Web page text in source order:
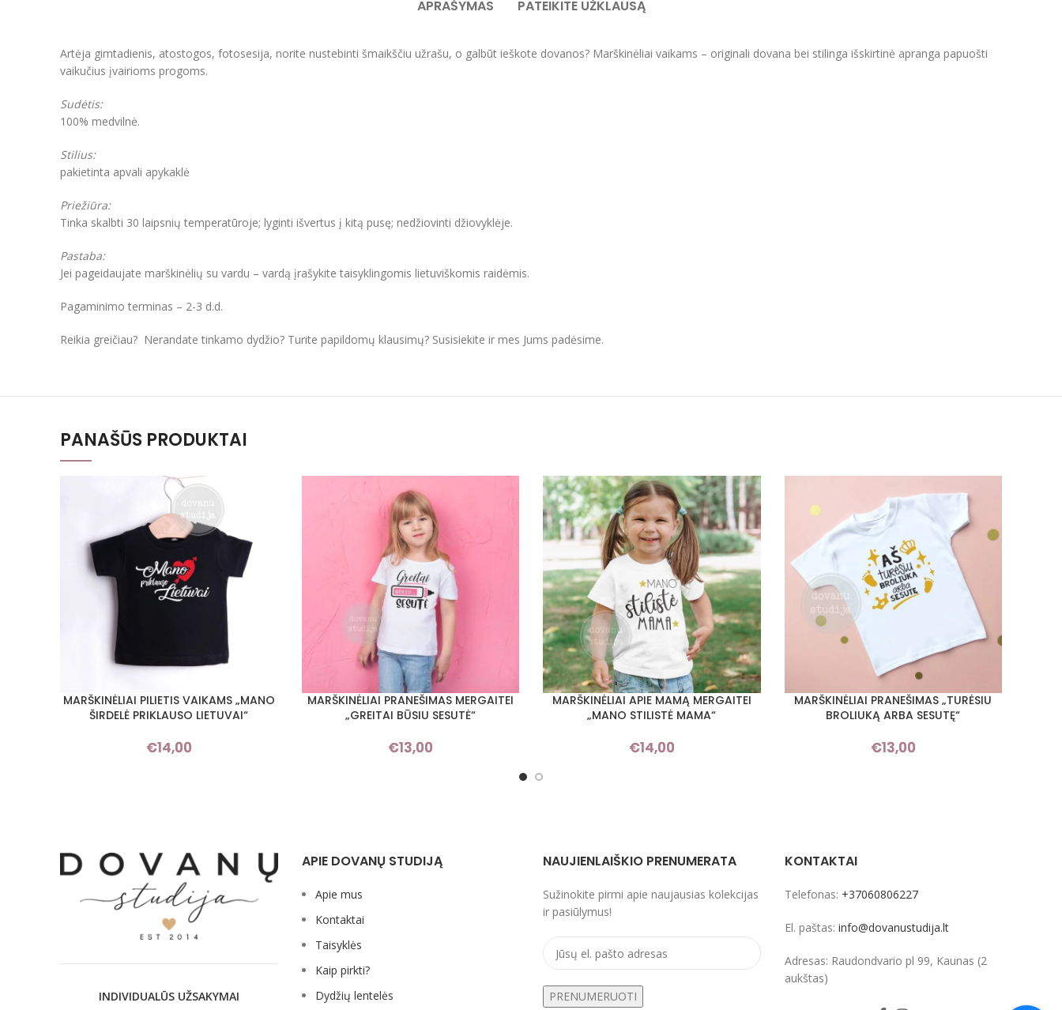
APRAŠYMAS PATEIKITE UŽKLAUSĄ
Artėja gimtadienis, atostogos, fotosesija, norite nustebinti šmaikščiu užrašu, o galbūt ieškote dovanos? Marškinėliai vaikams – originali dovana bei stilinga išskirtinė apranga papuošti
vaikučius įvairioms progoms.
Sudėtis:
100% medvilnė.
Stilius:
pakietinta apvali apykaklė
Priežiūra:
Tinka skalbti 30 laipsnių temperatūroje; lyginti išvertus į kitą pusę; nedžiovinti džiovyklėje.
Pastaba:
Jei pageidaujate marškinėlių su vardu – vardą įrašykite taisyklingomis lietuviškomis raidėmis.
Pagaminimo terminas – 2-3 d.d.
Reikia greičiau? Nerandate tinkamo dydžio? Turite papildomų klausimų? Susisiekite ir mes Jums padėsime.
PANAŠŪS PRODUKTAI
PASIRINKTI SAVYBES
MARŠKINĖLIAI PILIETIS VAIKAMS „MANO
ŠIRDELĖ PRIKLAUSO LIETUVAI“
€14,00
PASIRINKTI SAVYBES
MARŠKINĖLIAI PRANEŠIMAS MERGAITEI
„GREITAI BŪSIU SESUTĖ“
€13,00
PASIRINKTI SAVYBES
MARŠKINĖLIAI APIE MAMĄ MERGAITEI
„MANO STILISTĖ MAMA“
€14,00
PASIRINKTI SAVYBES
MARŠKINĖLIAI PRANEŠIMAS „TURĖSIU
BROLIUKĄ ARBA SESUTĘ“
€13,00
INDIVIDUALŪS UŽSAKYMAI
APIE DOVANŲ STUDIJĄ
Apie mus
Kontaktai
Taisyklės
Kaip pirkti?
Dydžių lentelės
NAUJIENLAIŠKIO PRENUMERATA
Sužinokite pirmi apie naujausias kolekcijas
ir pasiūlymus!
KONTAKTAI
Telefonas: +37060806227
El. paštas: info@dovanustudija.lt
Adresas: Raudondvario pl 99, Kaunas (2
aukštas)